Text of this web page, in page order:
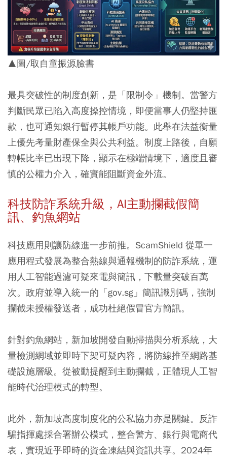
▲圖/取自童振源臉書
最具突破性的制度創新，是「限制令」機制。當警方
判斷民眾已陷入高度操控情境，即便當事人仍堅持匯
款，也可通知銀行暫停其帳戶功能。此舉在法益衡量
上優先考量財產保全與公共利益。制度上路後，自願
轉帳比率已出現下降，顯示在極端情境下，適度且審
慎的公權力介入，確實能阻斷資金外流。
科技防詐系統升級，AI主動攔截假簡
訊、釣魚網站
科技應用則讓防線進一步前推。ScamShield 從單一
應用程式發展為整合熱線與通報機制的防詐系統，運
用人工智能過濾可疑來電與簡訊，下載量突破百萬
次。政府並導入統一的「gov.sg」簡訊識別碼，強制
攔截未授權發送者，成功杜絕假冒官方簡訊。
針對釣魚網站，新加坡開發自動掃描與分析系統，大
量檢測網域並即時下架可疑內容，將防線推至網路基
礎設施層級。從被動提醒到主動攔截，正體現人工智
能時代治理模式的轉型。
此外，新加坡高度制度化的公私協力亦是關鍵。反詐
騙指揮處採合署辦公模式，整合警方、銀行與電商代
表，實現近乎即時的資金凍結與資訊共享。2024年